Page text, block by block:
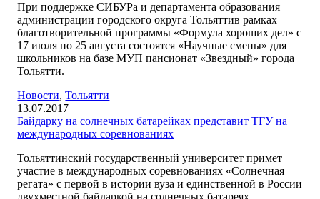
При поддержке СИБУРа и департамента образования
администрации городского округа Тольяттив рамках
благотворительной программы «Формула хороших дел» с
17 июля по 25 августа состоятся «Научные смены» для
школьников на базе МУП пансионат «Звездный» города
Тольятти.
Новости,Тольятти
13.07.2017
Байдарку на солнечных батарейках представит ТГУ на
международных соревнованиях
Тольяттинский государственный университет примет
участие в международных соревнованиях «Солнечная
регата» с первой в истории вуза и единственной в России
двухместной байдаркой на солнечных батареях.